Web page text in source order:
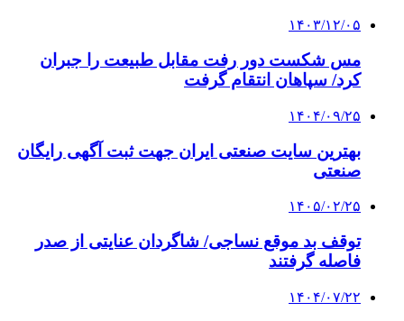
۱۴۰۳/۱۲/۰۵
مس شکست دور رفت مقابل طبیعت را جبران
کرد/ سپاهان انتقام گرفت
۱۴۰۴/۰۹/۲۵
بهترین ‌سایت صنعتی ایران جهت ثبت آگهی رایگان
صنعتی
۱۴۰۵/۰۲/۲۵
توقف بد موقع نساجی/ شاگردان عنایتی از صدر
فاصله گرفتند
۱۴۰۴/۰۷/۲۲